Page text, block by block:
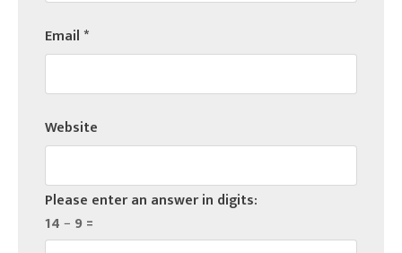
Email*
Website
Please enter an answer in digits:
14 − 9 =